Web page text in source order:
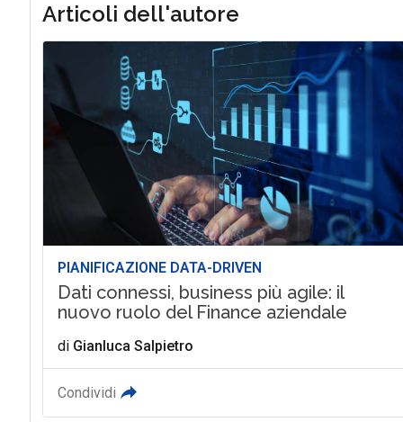
Articoli dell'autore
PIANIFICAZIONE DATA-DRIVEN
Dati connessi, business più agile: il
nuovo ruolo del Finance aziendale
di Gianluca Salpietro
Condividi